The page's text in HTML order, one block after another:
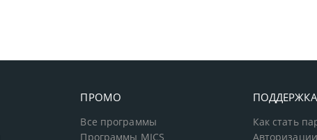
ПРОМО
Все программы
Программы MICS
ПОДДЕРЖКА
Как стать